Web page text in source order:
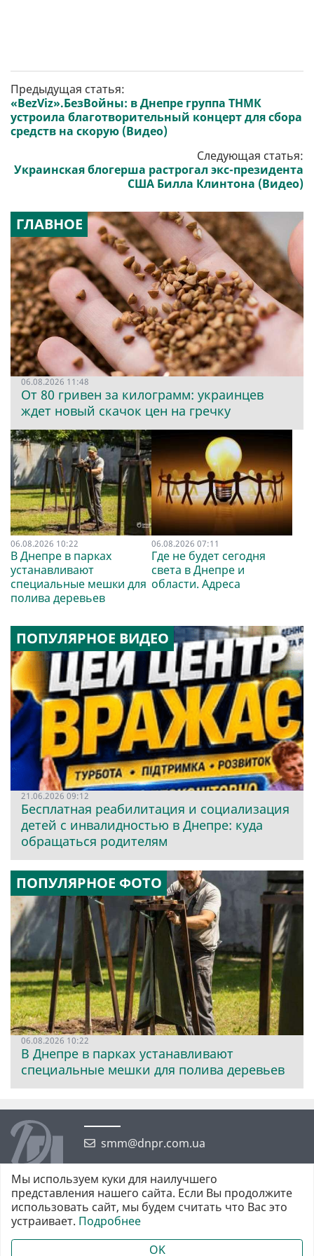
Предыдущая статья:
«BezViz».БезВойны: в Днепре группа ТНМК
устроила благотворительный концерт для сбора
средств на скорую (Видео)
Следующая статья:
Украинская блогерша растрогал экс-президента
США Билла Клинтона (Видео)
ГЛАВНОЕ
06.08.2026 11:48
От 80 гривен за килограмм: украинцев
ждет новый скачок цен на гречку
06.08.2026 10:22
В Днепре в парках
устанавливают
специальные мешки для
полива деревьев
06.08.2026 07:11
Где не будет сегодня
света в Днепре и
области. Адреса
ПОПУЛЯРНОЕ ВИДЕО
21.06.2026 09:12
Бесплатная реабилитация и социализация
детей с инвалидностью в Днепре: куда
обращаться родителям
ПОПУЛЯРНОЕ ФОТО
06.08.2026 10:22
В Днепре в парках устанавливают
специальные мешки для полива деревьев
smm@dnpr.com.ua
©2026 https://dnpr.com.ua Дніпровська порадниця
Всі права захищені. При повному або частковому використанні
матеріалів обов'язкове активне гіперпосилання у першому абзаці.
Мы используем куки для наилучшего
представления нашего сайта. Если Вы продолжите
использовать сайт, мы будем считать что Вас это
устраивает. Подробнее
OK